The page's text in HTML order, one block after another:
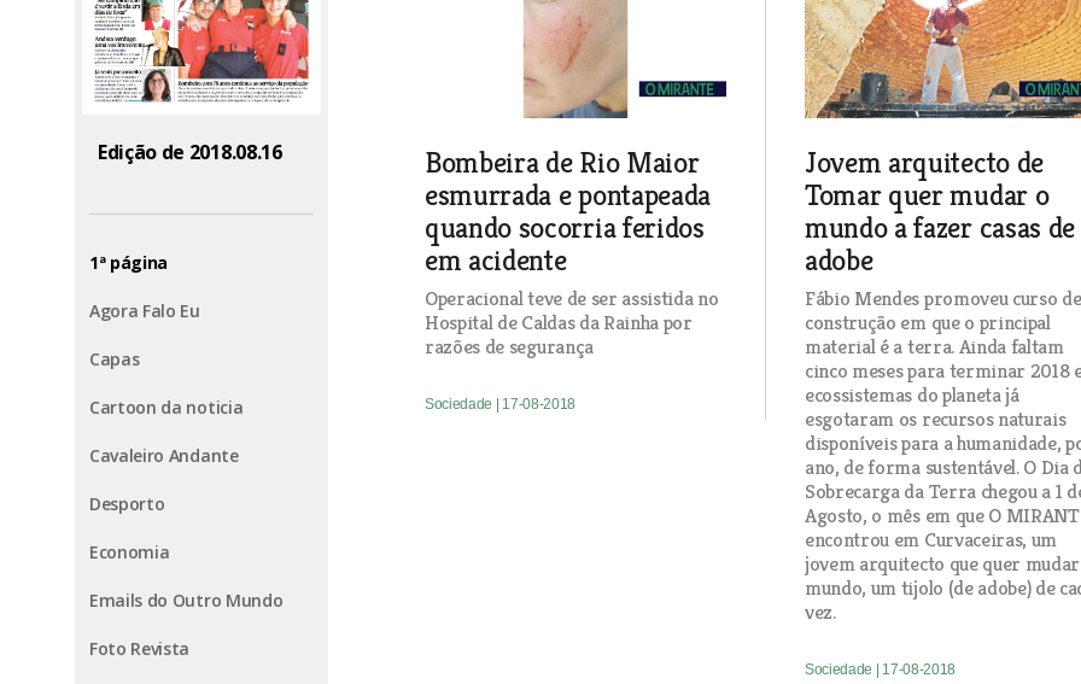
Edição de 2018.08.16
1ª página
Agora Falo Eu
Capas
Cartoon da noticia
Cavaleiro Andante
Desporto
Economia
Emails do Outro Mundo
Foto Revista
Bombeira de Rio Maior
esmurrada e pontapeada
quando socorria feridos
em acidente
Operacional teve de ser assistida no
Hospital de Caldas da Rainha por
razões de segurança
Sociedade | 17-08-2018
Jovem arquitecto de
Tomar quer mudar o
mundo a fazer casas de
adobe
Fábio Mendes promoveu curso de
construção em que o principal
material é a terra. Ainda faltam
cinco meses para terminar 2018
ecossistemas do planeta já
esgotaram os recursos naturais
disponíveis para a humanidade,
ano, de forma sustentável. O Dia
Sobrecarga da Terra chegou a 1
Agosto, o mês em que O
encontrou em Curvaceiras, um
jovem arquitecto que quer
mundo, um tijolo (de adobe) de
vez.
Sociedade | 17-08-2018